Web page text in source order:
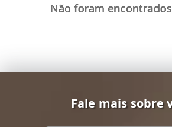
Não foram
Fale mais sobre